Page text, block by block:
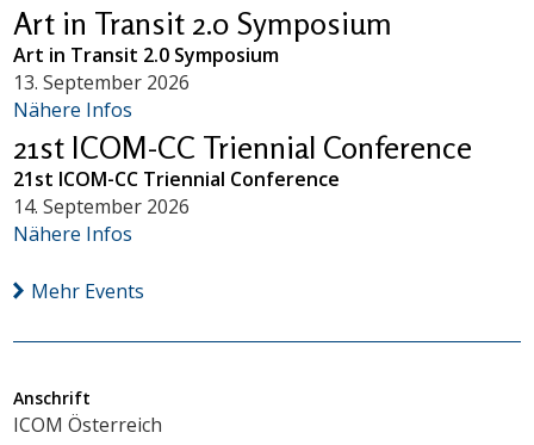
Art in Transit 2.0 Symposium
Art in Transit 2.0 Symposium
13. September 2026
Nähere Infos
21st ICOM-CC Triennial Conference
21st ICOM-CC Triennial Conference
14. September 2026
Nähere Infos
Mehr Events
Anschrift
ICOM Österreich